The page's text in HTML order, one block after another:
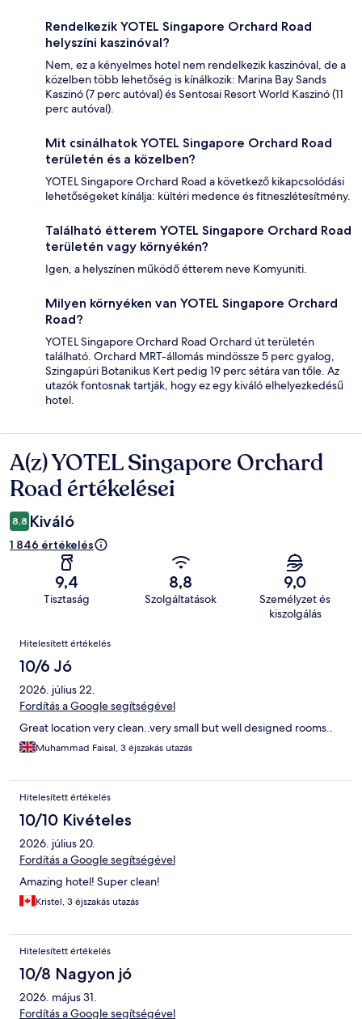
Rendelkezik YOTEL Singapore Orchard Road
helyszíni kaszinóval?
Nem, ez a kényelmes hotel nem rendelkezik kaszinóval, de a
közelben több lehetőség is kínálkozik: Marina Bay Sands
Kaszinó (7 perc autóval) és Sentosai Resort World Kaszinó (11
perc autóval).
Mit csinálhatok YOTEL Singapore Orchard Road
területén és a közelben?
YOTEL Singapore Orchard Road a következő kikapcsolódási
lehetőségeket kínálja: kültéri medence és fitneszlétesítmény.
Található étterem YOTEL Singapore Orchard Road
területén vagy környékén?
Igen, a helyszínen működő étterem neve Komyuniti.
Milyen környéken van YOTEL Singapore Orchard
Road?
YOTEL Singapore Orchard Road Orchard út területén
található. Orchard MRT-állomás mindössze 5 perc gyalog,
Szingapúri Botanikus Kert pedig 19 perc sétára van tőle. Az
utazók fontosnak tartják, hogy ez egy kiváló elhelyezkedésű
hotel.
Értékelések
A(z) YOTEL Singapore Orchard
Road értékelései
8,8 Kiváló
1 846 értékelés
9,4
Tisztaság
8,8
Szolgáltatások
9,0
Személyzet és
kiszolgálás
Értékelések
Hitelesített értékelés
10/6 Jó
2026. július 22.
Fordítás a Google segítségével
Great location very clean..very small but well designed rooms..
Muhammad Faisal, 3 éjszakás utazás
Hitelesített értékelés
10/10 Kivételes
2026. július 20.
Fordítás a Google segítségével
Amazing hotel! Super clean!
Kristel, 3 éjszakás utazás
Hitelesített értékelés
10/8 Nagyon jó
2026. május 31.
Fordítás a Google segítségével